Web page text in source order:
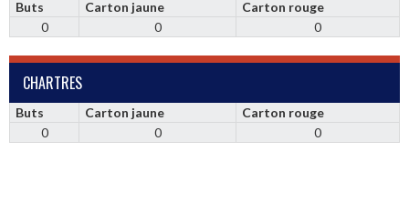
Buts Carton jaune
Carton rouge
0
0 0
CHARTRES
Buts Carton jaune
Carton rouge
0
0 0